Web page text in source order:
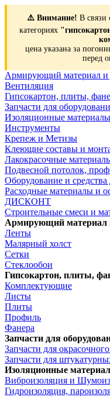
⚠️ Внимание! В связи
категориях
цена указана за
перед
Армирующий материал и
Вентиляция
Гипсокартон, плиты,
Запчасти для
Изоляционные
Инструменты
Крепеж и Метизы
Клеющие составы и
Лакокрасочные
Подвесной потолок,
Оборудование и
Расходные материалы и
ДИСКОНТ
Строительные смеси и
Армирующий материал
Ленты
Малярный холст
Сетки
Стеклообои
Гипсокартон, плиты,
Комплектующие
Листы
Плиты
Профиль
Фанера
Запчасти для
Запчасти для
Запчасти для
Изоляционные
Виброизоляция и
Гидроизоляция,